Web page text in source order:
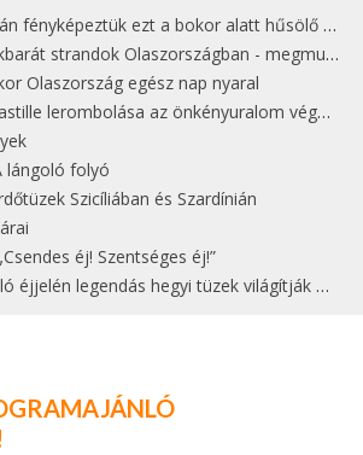
ezt a bokor alatt hűsölő cicát Kisorosziban
Olaszországban - megmutatjuk a 15 legjobbat
Olaszország egész nap nyaral
lerombolása az önkényuralom végét jelentette
lángoló folyó
Szicíliában és Szardínián
éj! Szentséges éj!”
legendás hegyi tüzek világítják meg Zugspitzét